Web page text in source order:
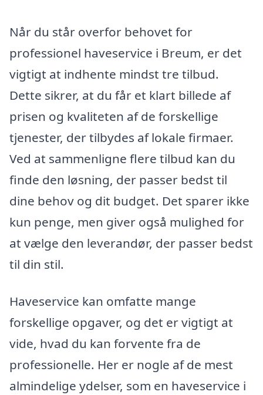
Når du står overfor behovet for
professionel haveservice i Breum, er det
vigtigt at indhente mindst tre tilbud.
Dette sikrer, at du får et klart billede af
prisen og kvaliteten af de forskellige
tjenester, der tilbydes af lokale firmaer.
Ved at sammenligne flere tilbud kan du
finde den løsning, der passer bedst til
dine behov og dit budget. Det sparer ikke
kun penge, men giver også mulighed for
at vælge den leverandør, der passer bedst
til din stil.
Haveservice kan omfatte mange
forskellige opgaver, og det er vigtigt at
vide, hvad du kan forvente fra de
professionelle. Her er nogle af de mest
almindelige ydelser, som en haveservice i